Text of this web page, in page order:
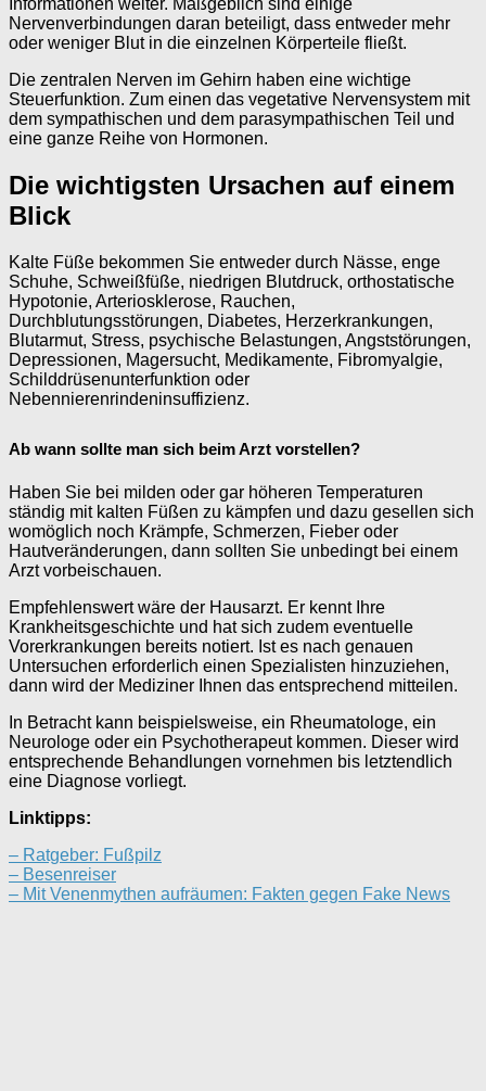
Informationen weiter. Maßgeblich sind einige
Nervenverbindungen daran beteiligt, dass entweder mehr
oder weniger Blut in die einzelnen Körperteile fließt.
Die zentralen Nerven im Gehirn haben eine wichtige
Steuerfunktion. Zum einen das vegetative Nervensystem mit
dem sympathischen und dem parasympathischen Teil und
eine ganze Reihe von Hormonen.
Die wichtigsten Ursachen auf einem
Blick
Kalte Füße bekommen Sie entweder durch Nässe, enge
Schuhe, Schweißfüße, niedrigen Blutdruck, orthostatische
Hypotonie, Arteriosklerose, Rauchen,
Durchblutungsstörungen, Diabetes, Herzerkrankungen,
Blutarmut, Stress, psychische Belastungen, Angststörungen,
Depressionen, Magersucht, Medikamente, Fibromyalgie,
Schilddrüsenunterfunktion oder
Nebennierenrindeninsuffizienz.
Ab wann sollte man sich beim Arzt vorstellen?
Haben Sie bei milden oder gar höheren Temperaturen
ständig mit kalten Füßen zu kämpfen und dazu gesellen sich
womöglich noch Krämpfe, Schmerzen, Fieber oder
Hautveränderungen, dann sollten Sie unbedingt bei einem
Arzt vorbeischauen.
Empfehlenswert wäre der Hausarzt. Er kennt Ihre
Krankheitsgeschichte und hat sich zudem eventuelle
Vorerkrankungen bereits notiert. Ist es nach genauen
Untersuchen erforderlich einen Spezialisten hinzuziehen,
dann wird der Mediziner Ihnen das entsprechend mitteilen.
In Betracht kann beispielsweise, ein Rheumatologe, ein
Neurologe oder ein Psychotherapeut kommen. Dieser wird
entsprechende Behandlungen vornehmen bis letztendlich
eine Diagnose vorliegt.
Linktipps:
– Ratgeber: Fußpilz
– Besenreiser
– Mit Venenmythen aufräumen: Fakten gegen Fake News